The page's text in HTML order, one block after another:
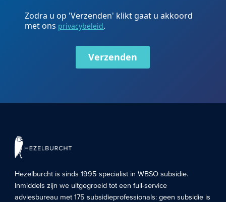
Zodra u op 'Verzenden' klikt gaat u akkoord
met ons privacybeleid.
Verzenden
Hezelburcht is sinds 1995 specialist inWBSO subsidie.
Inmiddels zijn we uitgegroeid tot een full-service
adviesbureau met 175 subsidieprofessionals: geen subsidie is